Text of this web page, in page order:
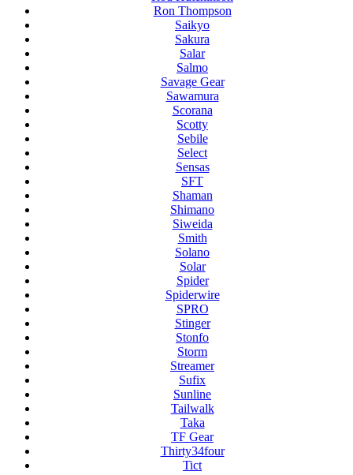
Ron Thompson
Saikyo
Sakura
Salar
Salmo
Savage Gear
Sawamura
Scorana
Scotty
Sebile
Select
Sensas
SFT
Shaman
Shimano
Siweida
Smith
Solano
Solar
Spider
Spiderwire
SPRO
Stinger
Stonfo
Storm
Streamer
Sufix
Sunline
Tailwalk
Taka
TF Gear
Thirty34four
Tict